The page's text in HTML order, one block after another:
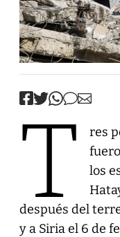
T
res
los
después del
y a Siria el 6 de